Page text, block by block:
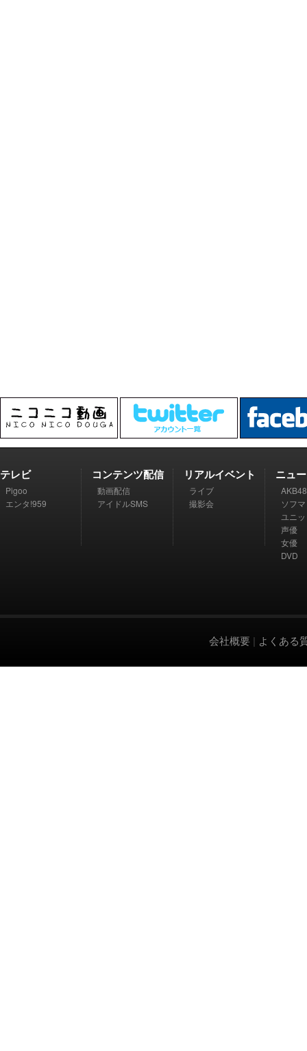
テレビ
Pigoo
エンタ!959
コンテンツ配信
動画配信
アイドルSMS
リアルイベント
ライブ
撮影会
ニュ
AKB48
ソフ
ユニ
声優
女優
DVD
会社概要 | よくある